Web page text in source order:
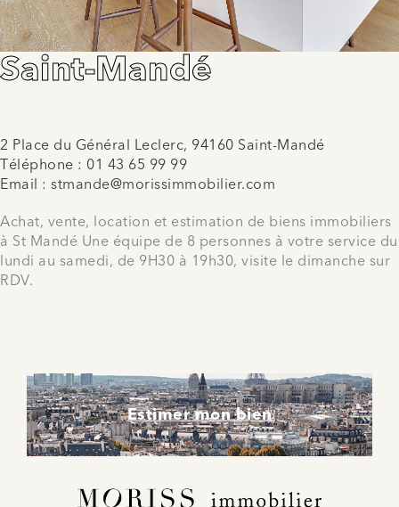
Saint-Mandé
2 Place du Général Leclerc, 94160 Saint-Mandé
Téléphone : 01 43 65 99 99
Email : stmande@morissimmobilier.com
Achat, vente, location et estimation de biens immobiliers
à St Mandé Une équipe de 8 personnes à votre service du
lundi au samedi, de 9H30 à 19h30, visite le dimanche sur
RDV.
Estimer mon bien